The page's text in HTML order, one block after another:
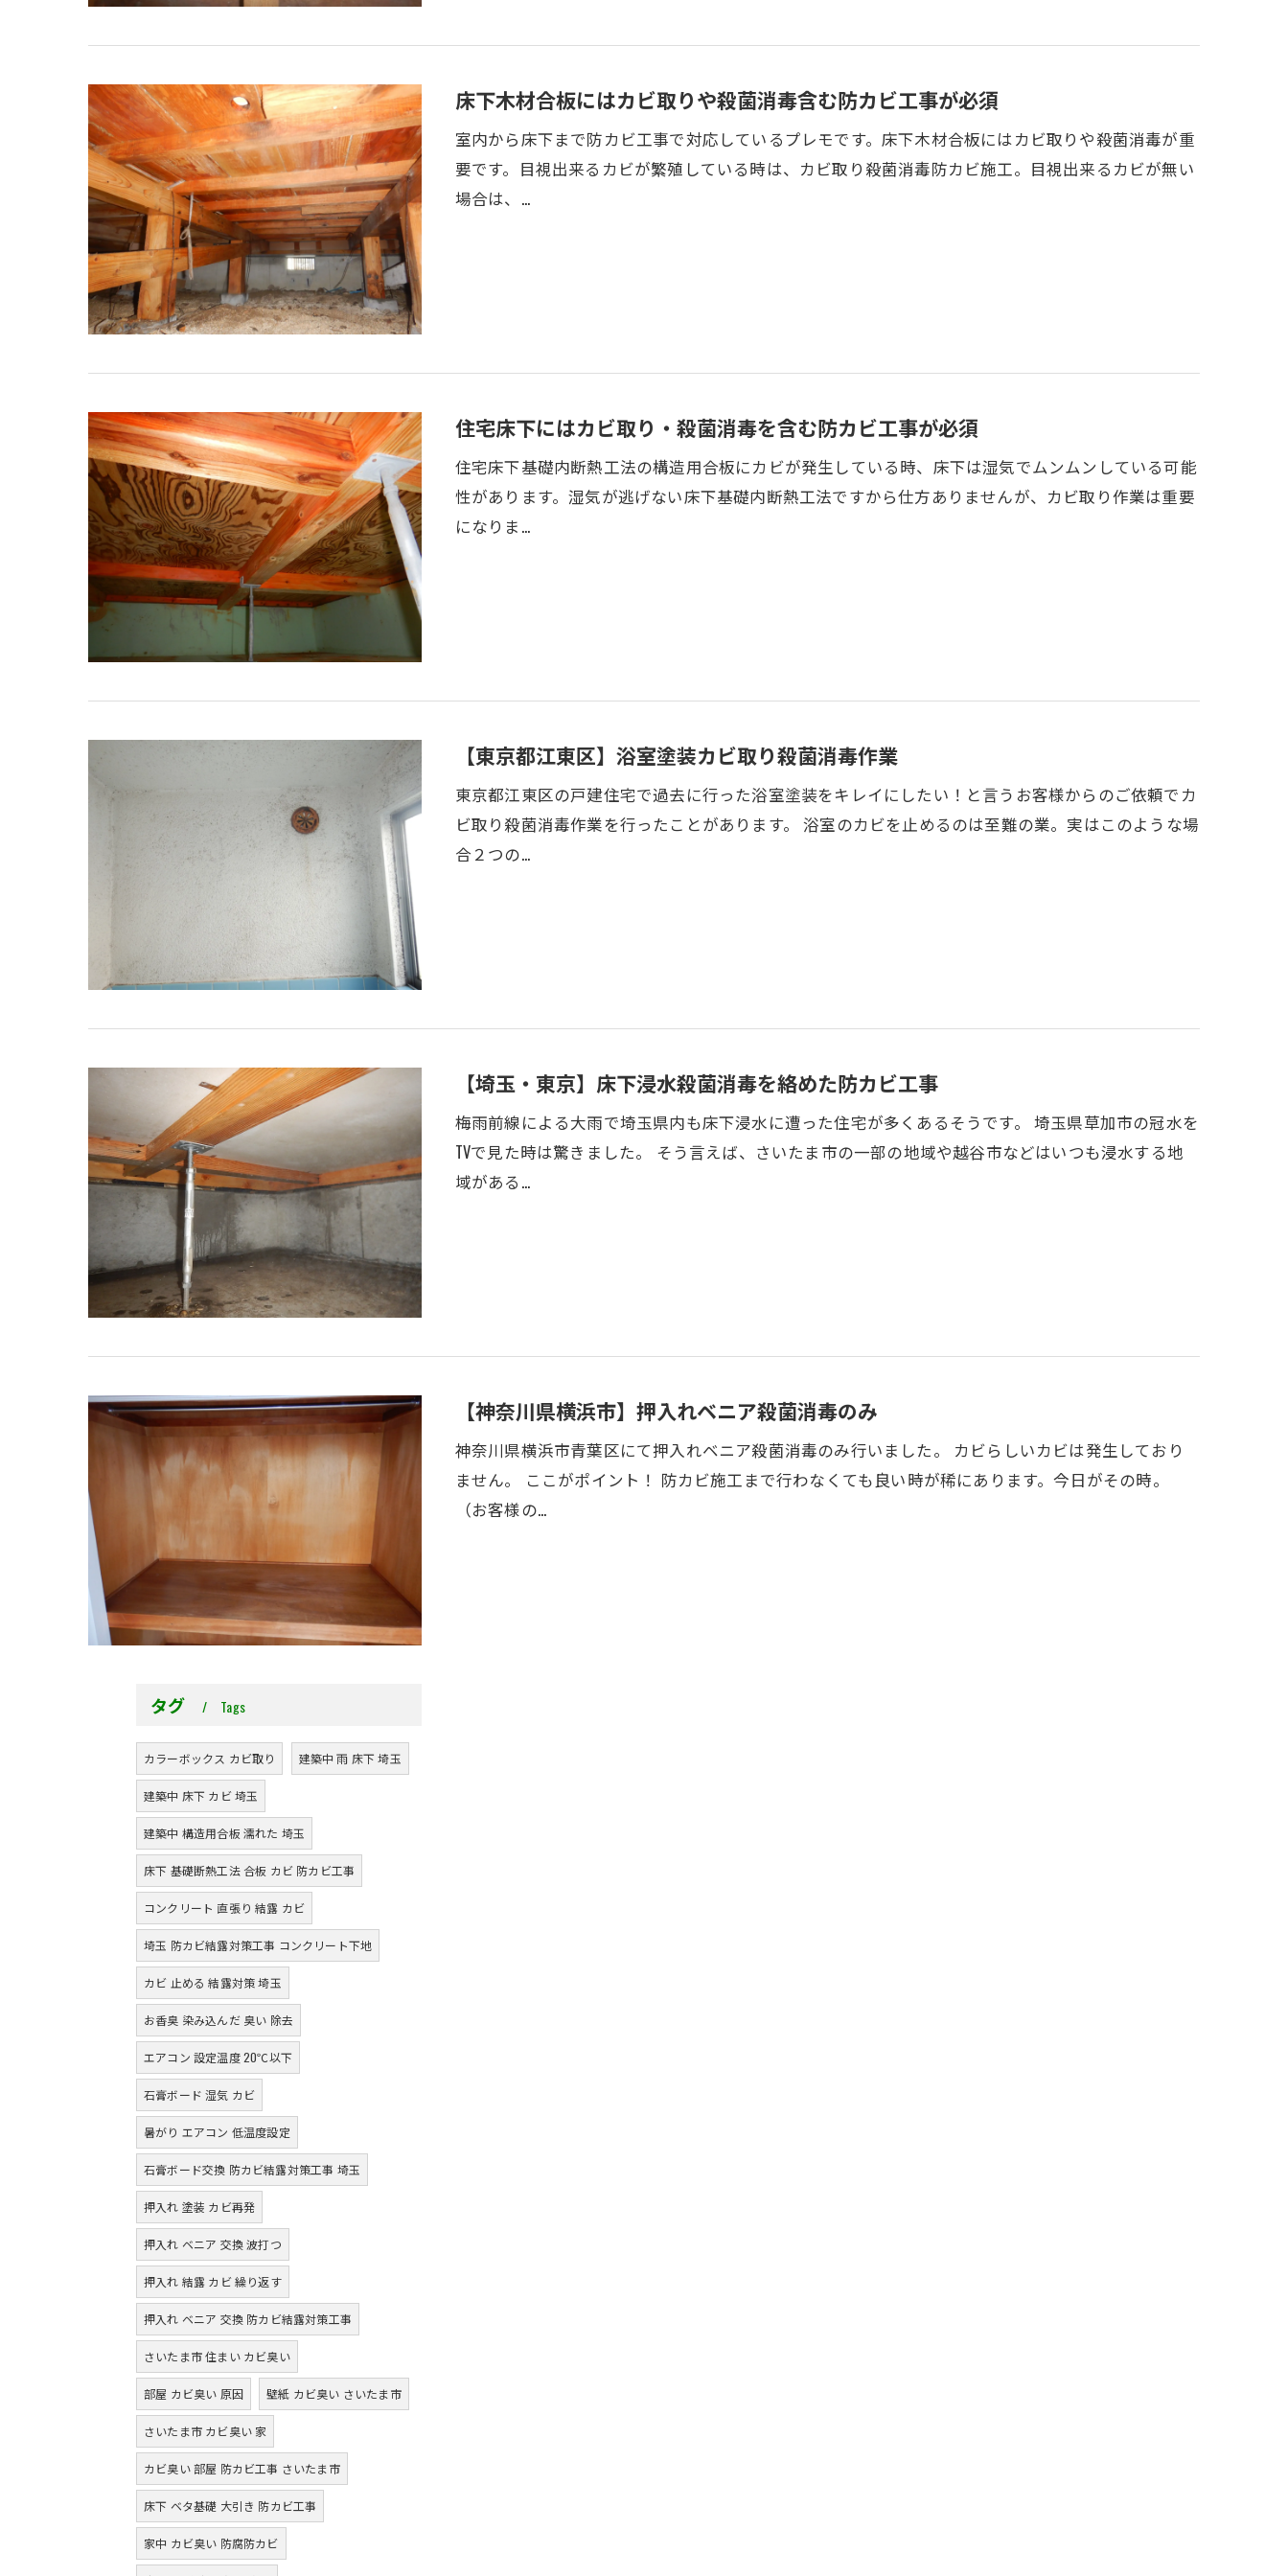
床下木材合板にはカビ取りや殺菌消毒含む防カビ工事が必須
室内から床下まで防カビ工事で対応しているプレモです。床下木材合板にはカビ取りや殺菌消毒が重
要です。目視出来るカビが繁殖している時は、カビ取り殺菌消毒防カビ施工。目視出来るカビが無い
場合は、…
住宅床下にはカビ取り・殺菌消毒を含む防カビ工事が必須
住宅床下基礎内断熱工法の構造用合板にカビが発生している時、床下は湿気でムンムンしている可能
性があります。湿気が逃げない床下基礎内断熱工法ですから仕方ありませんが、カビ取り作業は重要
になりま…
【東京都江東区】浴室塗装カビ取り殺菌消毒作業
東京都江東区の戸建住宅で過去に行った浴室塗装をキレイにしたい！と言うお客様からのご依頼でカ
ビ取り殺菌消毒作業を行ったことがあります。 浴室のカビを止めるのは至難の業。実はこのような場
合２つの…
【埼玉・東京】床下浸水殺菌消毒を絡めた防カビ工事
梅雨前線による大雨で埼玉県内も床下浸水に遭った住宅が多くあるそうです。 埼玉県草加市の冠水を
TVで見た時は驚きました。 そう言えば、さいたま市の一部の地域や越谷市などはいつも浸水する地
域がある…
【神奈川県横浜市】押入れベニア殺菌消毒のみ
神奈川県横浜市青葉区にて押入れベニア殺菌消毒のみ行いました。 カビらしいカビは発生しており
ません。 ここがポイント！ 防カビ施工まで行わなくても良い時が稀にあります。今日がその時。
（お客様の…
タグ Tags
カラーボックス カビ取り 建築中 雨 床下 埼玉
建築中 床下 カビ 埼玉
建築中 構造用合板 濡れた 埼玉
床下 基礎断熱工法 合板 カビ 防カビ工事
コンクリート 直張り 結露 カビ
埼玉 防カビ結露対策工事 コンクリート下地
カビ 止める 結露対策 埼玉
お香臭 染み込んだ 臭い 除去
エアコン 設定温度 20℃以下
石膏ボード 湿気 カビ
暑がり エアコン 低温度設定
石膏ボード交換 防カビ結露対策工事 埼玉
押入れ 塗装 カビ再発
押入れ ベニア 交換 波打つ
押入れ 結露 カビ 繰り返す
押入れ ベニア 交換 防カビ結露対策工事
さいたま市 住まい カビ臭い
部屋 カビ臭い 原因 壁紙 カビ臭い さいたま市
さいたま市 カビ臭い 家
カビ臭い 部屋 防カビ工事 さいたま市
床下 ベタ基礎 大引き 防カビ工事
家中 カビ臭い 防腐防カビ